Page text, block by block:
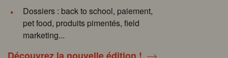
Dossiers : back to school, paiement,
pet food, produits pimentés, field
marketing...